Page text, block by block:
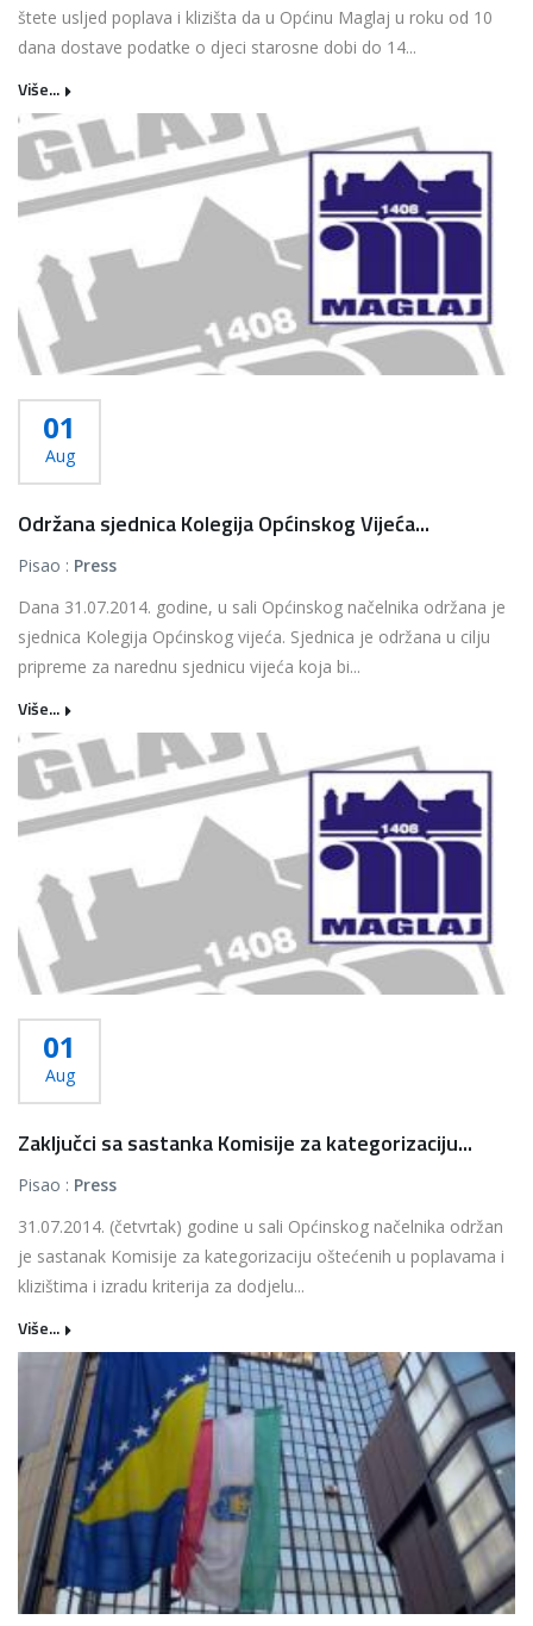
štete usljed poplava i klizišta da u Općinu Maglaj u roku od 10
dana dostave podatke o djeci starosne dobi do 14...
Više...
01
Aug
Održana sjednica Kolegija Općinskog Vijeća...
Pisao : Press
Dana 31.07.2014. godine, u sali Općinskog načelnika održana je
sjednica Kolegija Općinskog vijeća. Sjednica je održana u cilju
pripreme za narednu sjednicu vijeća koja bi...
Više...
01
Aug
Zaključci sa sastanka Komisije za kategorizaciju...
Pisao : Press
31.07.2014. (četvrtak) godine u sali Općinskog načelnika održan
je sastanak Komisije za kategorizaciju oštećenih u poplavama i
klizištima i izradu kriterija za dodjelu...
Više...